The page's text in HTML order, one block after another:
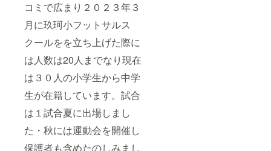
コミで広まり２０２３年３
月に玖珂小フットサルス
クールをを立ち上げた際に
は人数は20人までなり現在
は３０人の小学生から中学
生が在籍しています。試合
は１試合夏に出場しまし
た・秋には運動会を開催し
保護者も含めたのしみまし